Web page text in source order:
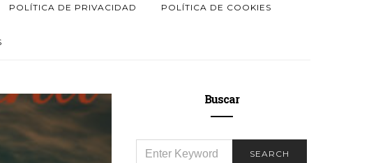
POLÍTICA DE PRIVACIDAD POLÍTICA DE COOKIES
Buscar
FOR:
SEARCH